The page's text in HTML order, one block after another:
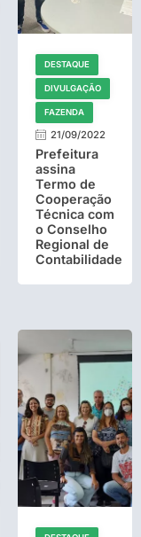
DESTAQUE
DIVULGAÇÃO
FAZENDA
21/09/2022
Prefeitura
assina
Termo de
Cooperação
Técnica com
o Conselho
Regional de
Contabilidade